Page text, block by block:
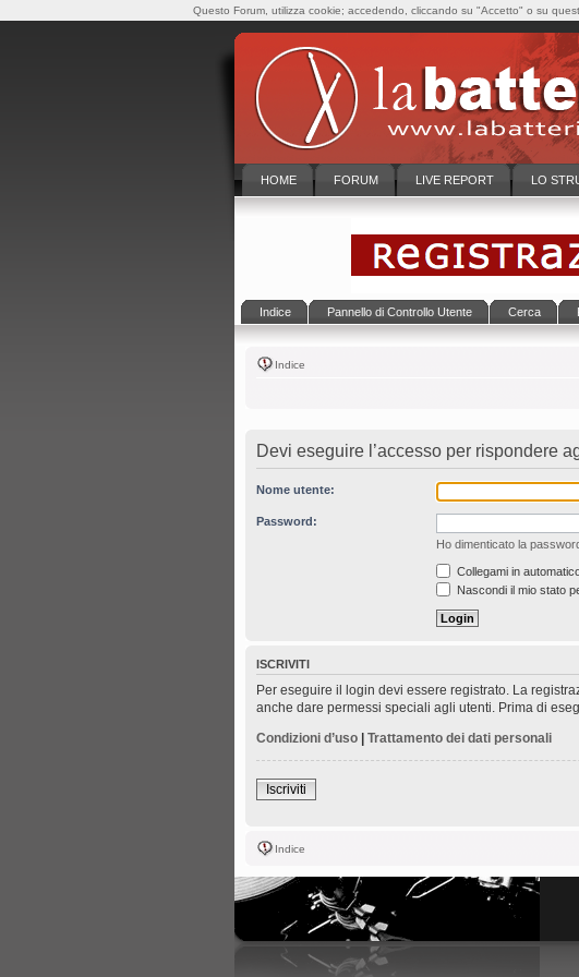
HOME FORUM LIVE REPORT LO
Indice Pannello di Controllo Utente Cerca
Indice
Devi eseguire l’accesso per rispondere
Nome utente:
Password:
Ho dimenticato la
Collegami in
Nascondi il mio stato
ISCRIVITI
Per eseguire il login devi essere registrato. La
anche dare permessi speciali agli utenti. Prima di
Condizioni d’uso | Trattamento dei dati personali
Iscriviti
Indice
Questo Forum, utilizza cookie; accedendo, cliccando su "Accetto" o su